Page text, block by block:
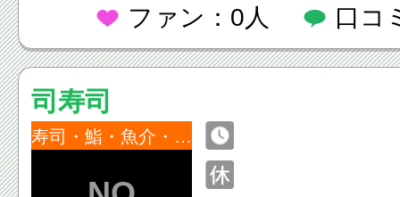
ファン：0人 口コ
司寿司
寿司・鮨・魚介・海鮮